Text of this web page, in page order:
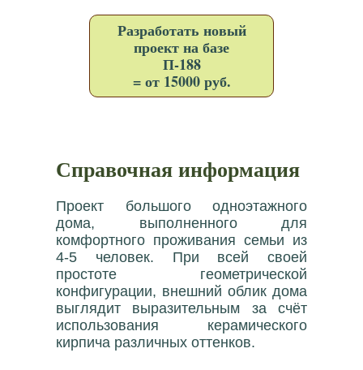
Разработать новый
проект на базе
П-188
= от 15000 руб.
Справочная информация
Проект большого одноэтажного
дома, выполненного для
комфортного проживания семьи из
4-5 человек. При всей своей
простоте геометрической
конфигурации, внешний облик дома
выглядит выразительным за счёт
использования керамического
кирпича различных оттенков.